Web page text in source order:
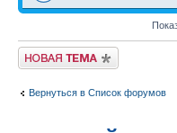
Новая тема
Вернуться в Список форумов